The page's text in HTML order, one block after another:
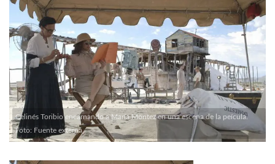
Celinés Toribio encarnando a María Montez en una escena de la peícula.
Foto: Fuente externa